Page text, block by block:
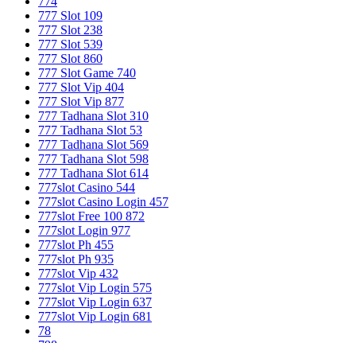
777 Slot 109
777 Slot 238
777 Slot 539
777 Slot 860
777 Slot Game 740
777 Slot Vip 404
777 Slot Vip 877
777 Tadhana Slot 310
777 Tadhana Slot 53
777 Tadhana Slot 569
777 Tadhana Slot 598
777 Tadhana Slot 614
777slot Casino 544
777slot Casino Login 457
777slot Free 100 872
777slot Login 977
777slot Ph 455
777slot Ph 935
777slot Vip 432
777slot Vip Login 575
777slot Vip Login 637
777slot Vip Login 681
78